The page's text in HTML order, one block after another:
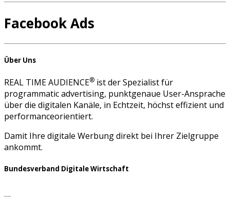
Facebook Ads
Über Uns
REAL TIME AUDIENCE® ist der Spezialist für
programmatic advertising, punktgenaue User-Ansprache
über die digitalen Kanäle, in Echtzeit, höchst effizient und
performanceorientiert.
Damit Ihre digitale Werbung direkt bei Ihrer Zielgruppe
ankommt.
Bundesverband Digitale Wirtschaft